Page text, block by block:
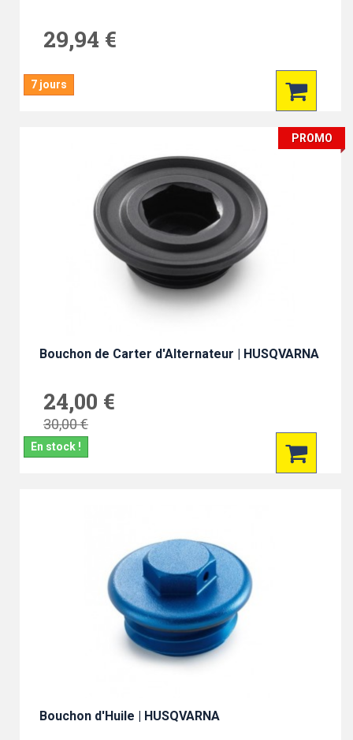
29,94 €
7 jours
PROMO
Bouchon de Carter d'Alternateur | HUSQVARNA
24,00 €
30,00 €
En stock !
Bouchon d'Huile | HUSQVARNA